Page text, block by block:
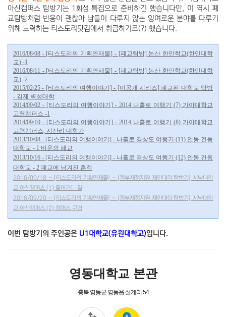
아산캠퍼스 탐방기는 1회성 특집으로 준비하긴 했습니다만, 이 역시 폐
교탐방처럼 반응이 괜찮아 남들이 다루지 않는 잉여로운 분야를 다루기
위해 노력하는 티스도리닷컴에서 취급하기로(?) 했습니다.
2016/08/08 - [티스도리의 기획연재물] - [폐교탐방] 논산 한민학교(한민대학
교) -1
2016/08/11 - [티스도리의 기획연재물] - [폐교탐방] 논산 한민학교(한민대학
교) -2
2015/02/25 - [티스도리의 여행이야기] - [미공개 시리즈] 폐교된 대학교 탐방
- 김제 벽성대학
2014/09/02 - [티스도리의 여행이야기] - 2014 나홀로 여행기 (7) 가야대학교
고령캠퍼스 -1
2014/09/10 - [티스도리의 여행이야기] - 2014 나홀로 여행기 (8) 가야대학교
고령캠퍼스, 지산리 대학가
2013/10/08 - [티스도리의 여행이야기] - 나홀로 경상도 여행기 (11) 안동 건동
대학교 - 1 비운의 폐교
2013/10/16 - [티스도리의 여행이야기] - 나홀로 경상도 여행기 (12) 안동 건동
대학교 - 2 폐교에 남겨진 흔적
2016/09/18 - [티스도리의 기획연재물] - [정부재정지원 제한대학 탐방기] 서남대학
교 아산캠퍼스 (1) 들어가는 길
2016/09/20 - [티스도리의 기획연재물] - [정부재정지원 제한대학 탐방기] 서남대학
교 아산캠퍼스 (2) 캠퍼스 구경
이번 탐방기의 주인공은 U1대학교(유원대학교)입니다.